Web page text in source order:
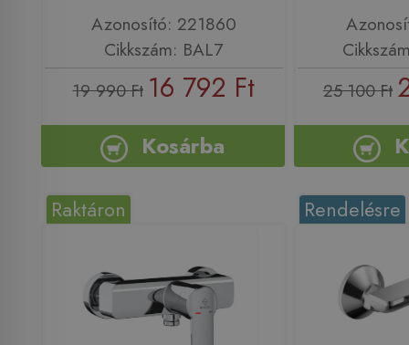
Azonosító: 221860
Cikkszám: BAL7
19 990 Ft 16 792 Ft
Kosárba
25 100 Ft
Raktáron Rendelésre